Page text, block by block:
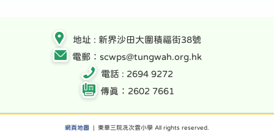
地址 : 新界沙田大圍積福街38號
電郵：scwps@tungwah.org.hk
電話 : 2694 9272
傳真：2602 7661
網頁地圖 | 東華三院冼次雲小學 All rights reserved.